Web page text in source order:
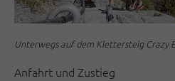
Unterwegs auf dem Klettersteig Crazy
Anfahrt und Zustieg